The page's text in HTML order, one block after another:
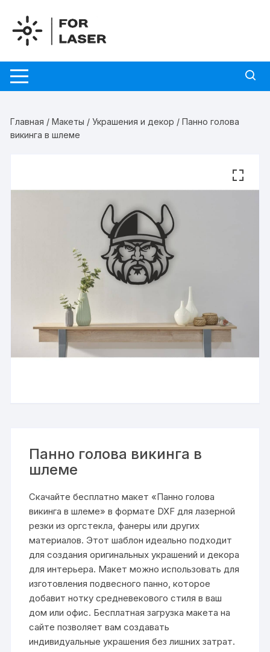
содержимому
Главная /Макеты /Украшения и декор / Панно голова
викинга в шлеме
Панно голова викинга в
шлеме
Скачайте бесплатно макет «Панно голова
викинга в шлеме» в формате DXF для лазерной
резки из оргстекла, фанеры или других
материалов. Этот шаблон идеально подходит
для создания оригинальных украшений и декора
для интерьера. Макет можно использовать для
изготовления подвесного панно, которое
добавит нотку средневекового стиля в ваш
дом или офис. Бесплатная загрузка макета на
сайте позволяет вам создавать
индивидуальные украшения без лишних затрат.